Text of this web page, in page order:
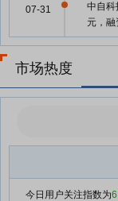
中自科
元，
07-31
中自科
中自科
07-29
元，融
中自
市场热度
今日用户关注指数为